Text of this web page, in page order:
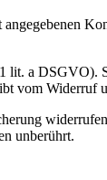
lit. a DSGVO).
vom Widerruf
unberührt.